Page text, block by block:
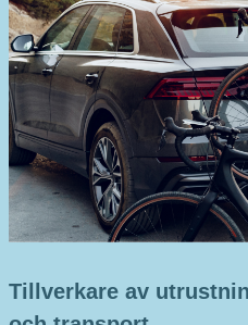
Tillverkare av